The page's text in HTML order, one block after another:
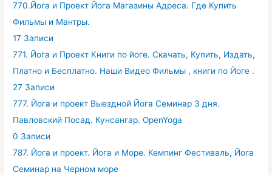
770.Йога и Проект Йога Магазины Адреса. Где Купить
Фильмы и Мантры.
17 Записи
771. Йога и Проект Книги по йоге. Скачать, Купить, Издать,
Платно и Бесплатно. Наши Видео Фильмы , книги по Йоге .
27 Записи
777. Йога и проект Выездной Йога Семинар 3 дня.
Павловский Посад. Кунсангар. OpenYoga
0 Записи
787. Йога и проект. Йога и Море. Кемпинг Фестиваль, Йога
Семинар на Черном море